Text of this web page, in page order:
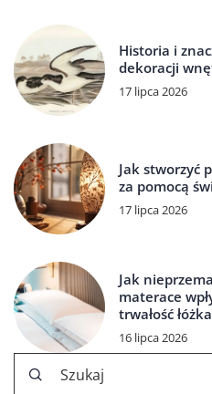
Historia i
dekoracji
17 lipca 2026
Jak stworzyć
za pomocą
17 lipca 2026
Jak
materace
trwałość
16 lipca 2026